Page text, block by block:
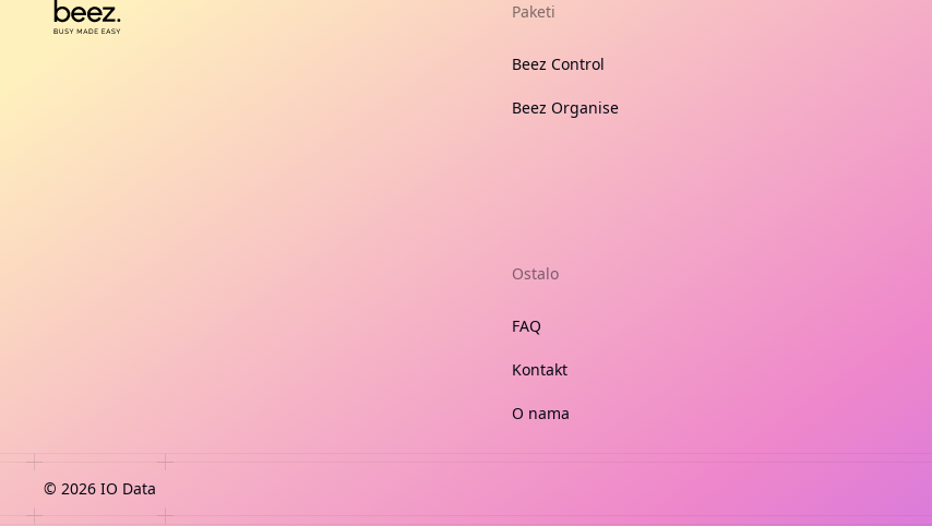
Paketi
Beez Control
Beez Organise
Ostalo
FAQ
Kontakt
O nama
© 2026 IO Data